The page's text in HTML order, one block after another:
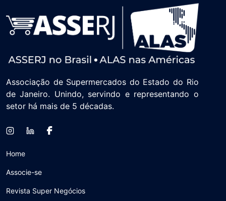
Associação de Supermercados do Estado do Rio
de Janeiro. Unindo, servindo e representando o
setor há mais de 5 décadas.
Home
Associe-se
Revista Super Negócios